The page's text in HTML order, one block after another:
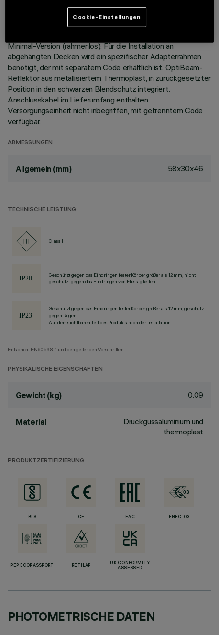
Miniaturisierte, lineare Einbauleuchte mit 2 optischen
Elementen mit LED-Lampen - feste Optik. Korpus aus
Minimal-Version (rahmenlos). Für die Installation an
abgehängten Decken wird ein spezifischer Adapterrahmen
benötigt, der mit separatem Code erhältlich ist. OptiBeam-
Reflektor aus metallisiertem Thermoplast, in zurückgesetzter
Position in den schwarzen Blendschutz integriert.
Anschlusskabel im Lieferumfang enthalten.
Versorgungseinheit nicht inbegriffen, mit getrenntem Code
verfügbar.
ABMESSUNGEN
Allgemein (mm) 58x30x46
TECHNISCHE LEISTUNG
Class III
Geschützt gegen das Eindringen fester Körper größer als 12 mm, nicht
geschützt gegen das Eindringen von Flüssigkeiten.
Geschützt gegen das Eindringen fester Körper größer als 12 mm, geschützt
gegen Regen.
Auf dem sichtbaren Teil des Produkts nach der Installation
Entspricht EN60598-1 und den geltenden Vorschriften.
PHYSIKALISCHE EIGENSCHAFTEN
Gewicht (kg) 0.09
Material
Druckgussaluminium und
thermoplast
PRODUKTZERTIFIZIERUNG
BIS CE EAC ENEC-03
PEP ECOPASSPORT RETILAP
UK CONFORMITY
ASSESSED
PHOTOMETRISCHE DATEN
Cookie-Einstellungen